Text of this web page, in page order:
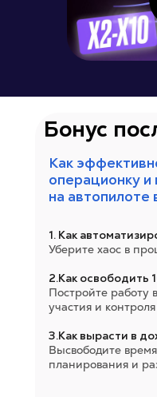
Бонус
1. Как
Уберите хаос в
2.Как освободить
Постройте работу
участия и контроля
3.Как вырасти в
Высвободите
планирования и
Как
операционку и
на автопилоте